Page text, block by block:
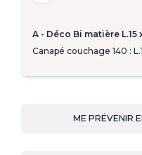
A - Déco Bi matière L.15
Canapé couchage 140 :
ME PRÉVENIR